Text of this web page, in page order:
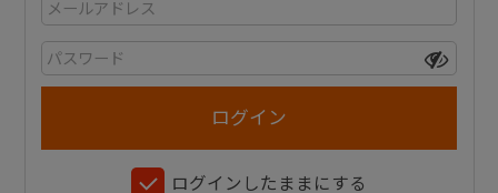
ログインしたままにする